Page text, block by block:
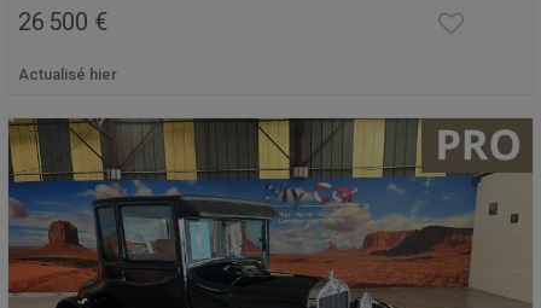
26 500 €
Actualisé hier